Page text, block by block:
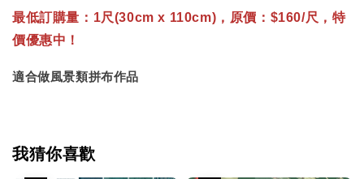
最低訂購量：1尺(30cm x 110cm)，原價：$160/尺，特
價優惠中！
適合做風景類拼布作品
我猜你喜歡